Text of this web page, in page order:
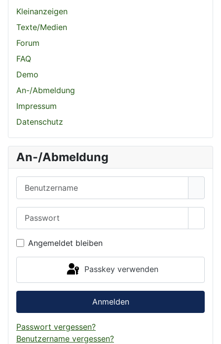
Kleinanzeigen
Texte/Medien
Forum
FAQ
Demo
An-/Abmeldung
Impressum
Datenschutz
An-/Abmeldung
Angemeldet bleiben
Passkey verwenden
Anmelden
Passwort vergessen?
Benutzername vergessen?